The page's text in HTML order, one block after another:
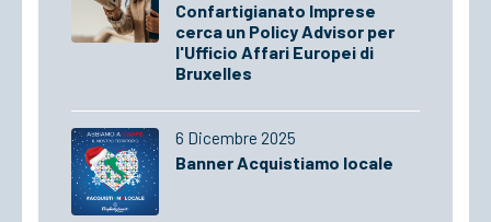
Confartigianato Imprese
cerca un Policy Advisor per
l'Ufficio Affari Europei di
Bruxelles
6 Dicembre 2025
Banner Acquistiamo locale